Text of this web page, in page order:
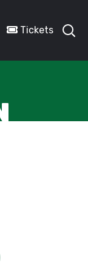
Tickets